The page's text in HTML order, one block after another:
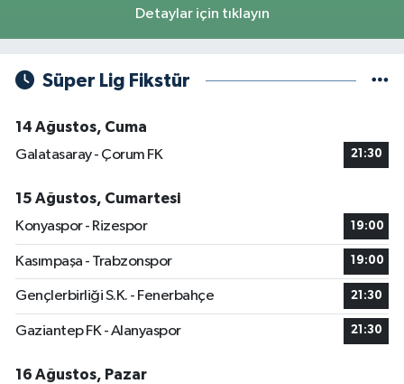
Detaylar için tıklayın
Süper Lig Fikstür
14 Ağustos, Cuma
Galatasaray - Çorum FK
21:30
15 Ağustos, Cumartesi
Konyaspor - Rizespor
19:00
Kasımpaşa - Trabzonspor 19:00
Gençlerbirliği S.K. - Fenerbahçe 21:30
Gaziantep FK - Alanyaspor 21:30
16 Ağustos, Pazar